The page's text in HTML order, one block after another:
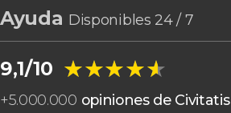
Ayuda Disponibles 24 / 7
9,1/10 ★★★★★
★★★★★
+5.000.000 opiniones de Civitatis